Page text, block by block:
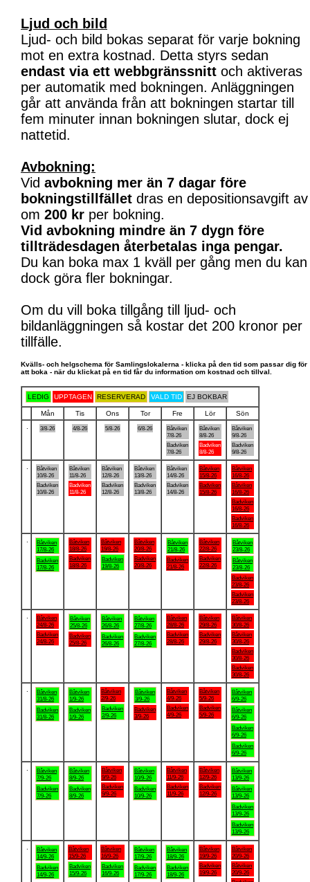
Ljud och bild
Ljud- och bild bokas separat för varje bokning
mot en extra kostnad. Detta styrs sedan
endast via ett webbgränssnitt och aktiveras
per automatik med bokningen. Anläggningen
går att använda från att bokningen startar till
fem minuter innan bokningen slutar, dock ej
nattetid.
Avbokning:
Vid avbokning mer än 7 dagar före
bokningstillfället dras en depositionsavgift av
om 200 kr per bokning.
Vid avbokning mindre än 7 dygn före
tillträdesdagen återbetalas inga pengar.
Du kan boka max 1 kväll per gång men du kan
dock göra fler bokningar.
Om du vill boka tillgång till ljud- och
bildanläggningen så kostar det 200 kronor per
tillfälle.
Kvälls- och helgschema för Samlingslokalerna - klicka på den tid som passar dig för
att boka - när du klickat på en tid får du information om kostnad och tillval.
LEDIG UPPTAGEN RESERVERAD VALD TID EJ BOKBAR
Mån Tis Ons Tor Fre Lör
Sön
3/8-26 4/8-26 5/8-26 6/8-26
Båtviken
7/8-26
Badviken
7/8-26
Båtviken
8/8-26
Badviken
8/8-26
Båtviken
9/8-26
Badviken
9/8-26
Båtviken
10/8-26
Badviken
10/8-26
Båtviken
11/8-26
Badviken
11/8-26
Båtviken
12/8-26
Badviken
12/8-26
Båtviken
13/8-26
Badviken
13/8-26
Båtviken
14/8-26
Badviken
14/8-26
Båtviken
15/8-26
Badviken
15/8-26
Båtviken
16/8-26
Båtviken
16/8-26
Badviken
16/8-26
Badviken
16/8-26
Båtviken
17/8-26
Badviken
17/8-26
Båtviken
18/8-26
Badviken
18/8-26
Båtviken
19/8-26
Badviken
19/8-26
Båtviken
20/8-26
Badviken
20/8-26
Båtviken
21/8-26
Badviken
21/8-26
Båtviken
22/8-26
Badviken
22/8-26
Båtviken
23/8-26
Båtviken
23/8-26
Badviken
23/8-26
Badviken
23/8-26
Båtviken
24/8-26
Badviken
24/8-26
Båtviken
25/8-26
Badviken
25/8-26
Båtviken
26/8-26
Badviken
26/8-26
Båtviken
27/8-26
Badviken
27/8-26
Båtviken
28/8-26
Badviken
28/8-26
Båtviken
29/8-26
Badviken
29/8-26
Båtviken
30/8-26
Båtviken
30/8-26
Badviken
30/8-26
Badviken
30/8-26
Båtviken
31/8-26
Badviken
31/8-26
Båtviken
1/9-26
Badviken
1/9-26
Båtviken
2/9-26
Badviken
2/9-26
Båtviken
3/9-26
Badviken
3/9-26
Båtviken
4/9-26
Badviken
4/9-26
Båtviken
5/9-26
Badviken
5/9-26
Båtviken
6/9-26
Båtviken
6/9-26
Badviken
6/9-26
Badviken
6/9-26
Båtviken
7/9-26
Badviken
7/9-26
Båtviken
8/9-26
Badviken
8/9-26
Båtviken
9/9-26
Badviken
9/9-26
Båtviken
10/9-26
Badviken
10/9-26
Båtviken
11/9-26
Badviken
11/9-26
Båtviken
12/9-26
Badviken
12/9-26
Båtviken
13/9-26
Båtviken
13/9-26
Badviken
13/9-26
Badviken
13/9-26
Båtviken
14/9-26
Badviken
14/9-26
Båtviken
15/9-26
Badviken
15/9-26
Båtviken
16/9-26
Badviken
16/9-26
Båtviken
17/9-26
Badviken
17/9-26
Båtviken
18/9-26
Badviken
18/9-26
Båtviken
19/9-26
Badviken
19/9-26
Båtviken
20/9-26
Båtviken
20/9-26